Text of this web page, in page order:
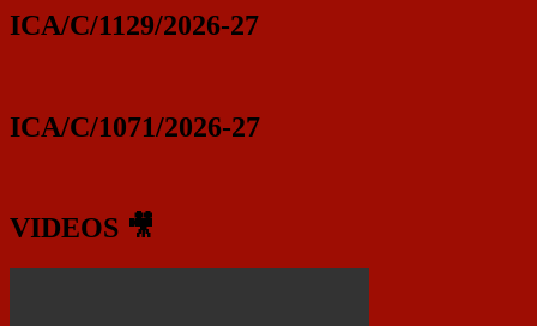
ICA/C/1129/2026-27
ICA/C/1071/2026-27
VIDEOS 🎥